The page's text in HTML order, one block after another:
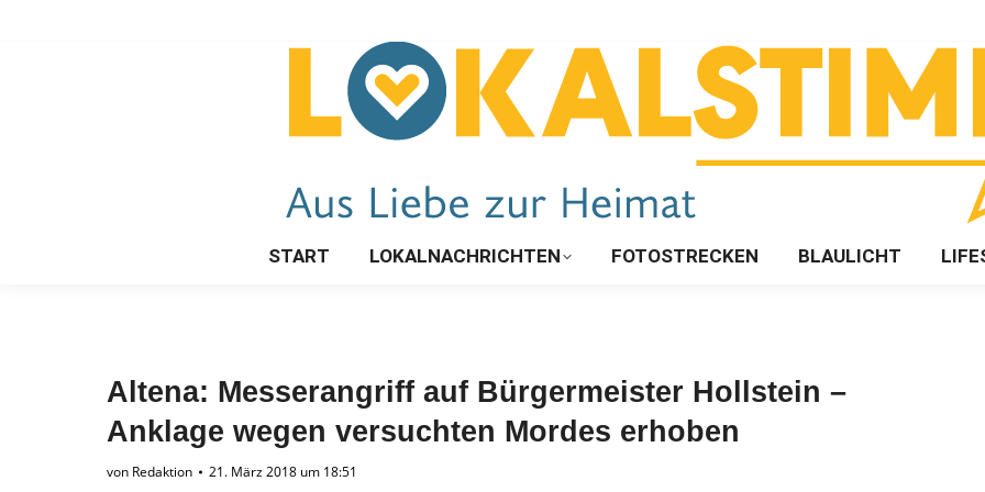
START LOKALNACHRICHTEN FOTOSTRECKEN BLAULICHT
Altena: Messerangriff auf Bürgermeister Hollstein –
Anklage wegen versuchten Mordes erhoben
von Redaktion 21. März 2018 um 18:51